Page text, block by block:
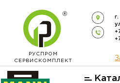
РУСПРОМ
СЕРВИСКОМПЛЕКТ